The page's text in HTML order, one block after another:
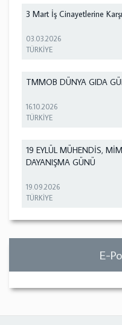
3 Mart İş Cinayetlerine
03.03.2026
TÜRKİYE
TMMOB DÜNYA GIDA
16.10.2026
TÜRKİYE
19 EYLÜL MÜHENDİS,
DAYANIŞMA GÜNÜ
19.09.2026
TÜRKİYE
E-